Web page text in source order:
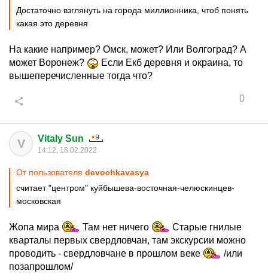
Достаточно взглянуть на города миллионника, чтоб понять
какая это деревня
На какие например? Омск, может? Или Волгоград? А
может Воронеж?
Если Екб деревня и окраина, то
вышеперечисленные тогда что?
0
V Vitaly Sun
14:12, 18.02.2022
От пользователя devochkavasya
считает "центром" куйбышева-восточная-челюскинцев-
московская
Жопа мира Там нет ничего
Старые гнилые
кварталы первых свердловчан, там экскурсии можно
проводить - свердловчане в прошлом веке
/или
позапрошлом/